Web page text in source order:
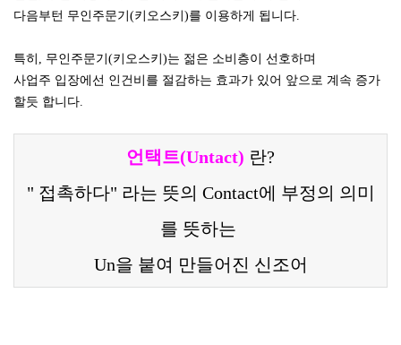
다음부턴 무인주문기(키오스키)를 이용하게 됩니다.
특히, 무인주문기(키오스키)는 젊은 소비층이 선호하며
사업주 입장에선 인건비를 절감하는 효과가 있어 앞으로 계속 증가
할듯 합니다.
언택트(Untact) 란?
" 접촉하다" 라는 뜻의 Contact에 부정의 의미
를 뜻하는
Un을 붙여 만들어진 신조어